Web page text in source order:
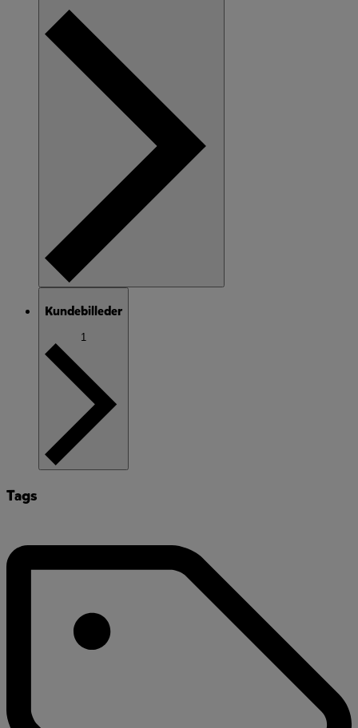
Kundebilleder
1
Tags